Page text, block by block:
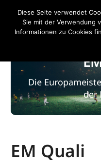
EM 2020
Die
der
EM Quali
Diese Seite verwendet
Sie mit der Verwendung
Informationen zu Cookies